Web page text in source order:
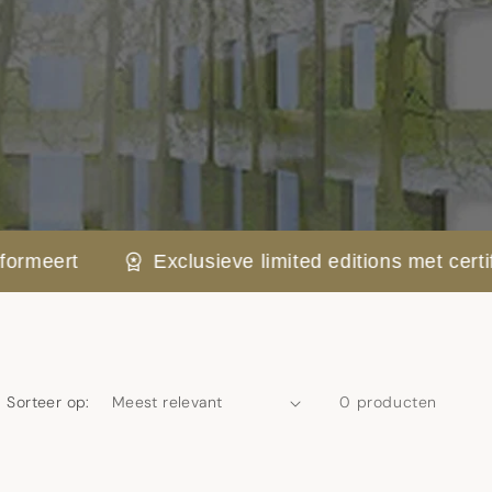
Exclusieve limited editions met certificaat
Sorteer op: 0 producten